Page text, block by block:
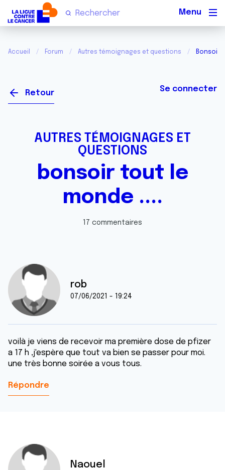
Accueil Forum Autres témoignages et questions Bonsoir
Retour Se connecter
AUTRES TÉMOIGNAGES ET
QUESTIONS
bonsoir tout le
monde ....
17 commentaires
rob
07/06/2021 - 19:24
voilà je viens de recevoir ma première dose de pfizer
a 17 h ,j'espère que tout va bien se passer pour moi.
une très bonne soirée a vous tous.
Répondre
Naouel